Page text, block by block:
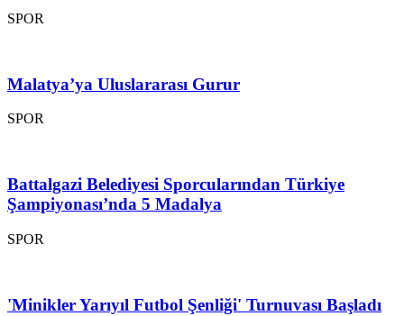
SPOR
Malatya’ya Uluslararası Gurur
SPOR
Battalgazi Belediyesi Sporcularından Türkiye
Şampiyonası’nda 5 Madalya
SPOR
'Minikler Yarıyıl Futbol Şenliği' Turnuvası Başladı